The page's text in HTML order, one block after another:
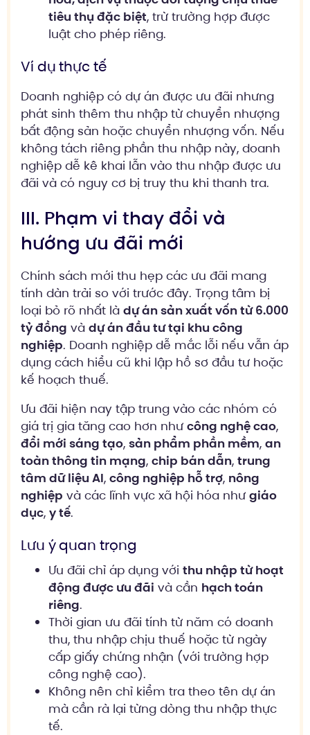
tiêu thụ đặc biệt, trừ trường hợp được
luật cho phép riêng.
Ví dụ thực tế
Doanh nghiệp có dự án được ưu đãi nhưng
phát sinh thêm thu nhập từ chuyển nhượng
bất động sản hoặc chuyển nhượng vốn. Nếu
không tách riêng phần thu nhập này, doanh
nghiệp dễ kê khai lẫn vào thu nhập được ưu
đãi và có nguy cơ bị truy thu khi thanh tra.
III. Phạm vi thay đổi và
hướng ưu đãi mới
Chính sách mới thu hẹp các ưu đãi mang
tính dàn trải so với trước đây. Trọng tâm bị
loại bỏ rõ nhất là dự án sản xuất vốn từ 6.000
tỷ đồng và dự án đầu tư tại khu công
nghiệp. Doanh nghiệp dễ mắc lỗi nếu vẫn áp
dụng cách hiểu cũ khi lập hồ sơ đầu tư hoặc
kế hoạch thuế.
Ưu đãi hiện nay tập trung vào các nhóm có
giá trị gia tăng cao hơn như công nghệ cao,
đổi mới sáng tạo, sản phẩm phần mềm, an
toàn thông tin mạng, chip bán dẫn, trung
tâm dữ liệu AI, công nghiệp hỗ trợ, nông
nghiệp và các lĩnh vực xã hội hóa như giáo
dục, y tế.
Lưu ý quan trọng
Ưu đãi chỉ áp dụng với thu nhập từ hoạt
động được ưu đãi và cần hạch toán
riêng.
Thời gian ưu đãi tính từ năm có doanh
thu, thu nhập chịu thuế hoặc từ ngày
cấp giấy chứng nhận (với trường hợp
công nghệ cao).
Không nên chỉ kiểm tra theo tên dự án
mà cần rà lại từng dòng thu nhập thực
tế.